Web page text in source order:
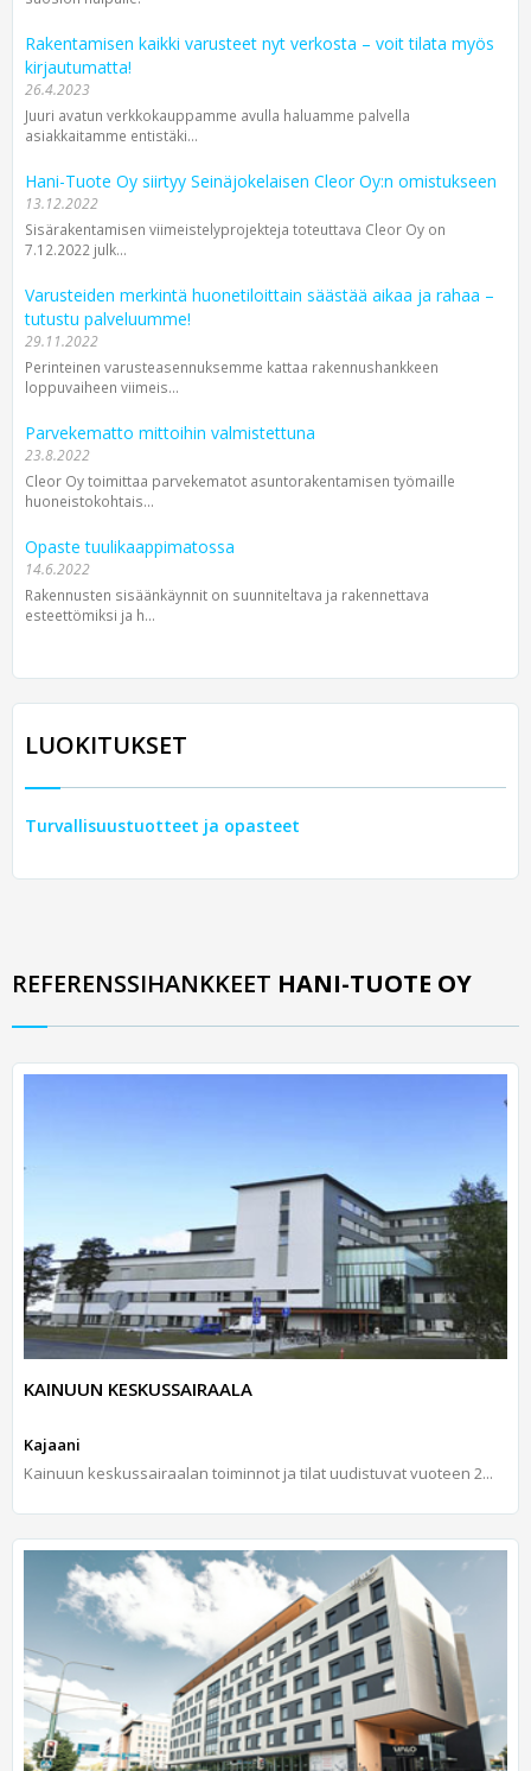
Rakentamisen kaikki varusteet nyt verkosta – voit tilata myös
kirjautumatta!
26.4.2023
Juuri avatun verkkokauppamme avulla haluamme palvella
asiakkaitamme entistäki...
Hani-Tuote Oy siirtyy Seinäjokelaisen Cleor Oy:n omistukseen
13.12.2022
Sisärakentamisen viimeistelyprojekteja toteuttava Cleor Oy on
7.12.2022 julk...
Varusteiden merkintä huonetiloittain säästää aikaa ja rahaa –
tutustu palveluumme!
29.11.2022
Perinteinen varusteasennuksemme kattaa rakennushankkeen
loppuvaiheen viimeis...
Parvekematto mittoihin valmistettuna
23.8.2022
Cleor Oy toimittaa parvekematot asuntorakentamisen työmaille
huoneistokohtais...
Opaste tuulikaappimatossa
14.6.2022
Rakennusten sisäänkäynnit on suunniteltava ja rakennettava
esteettömiksi ja h...
LUOKITUKSET
Turvallisuustuotteet ja opasteet
REFERENSSIHANKKEET HANI-TUOTE OY
KAINUUN KESKUSSAIRAALA
Kajaani
Kai­nuun kes­kus­sai­raa­lan toi­min­not ja ti­lat uu­dis­tu­vat vuo­teen 2...